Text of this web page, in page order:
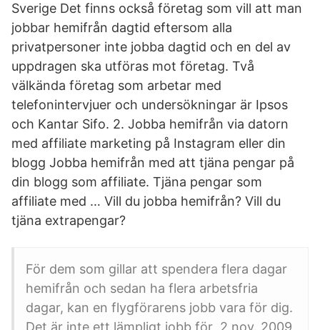
Sverige Det finns också företag som vill att man
jobbar hemifrån dagtid eftersom alla
privatpersoner inte jobba dagtid och en del av
uppdragen ska utföras mot företag. Två
välkända företag som arbetar med
telefonintervjuer och undersökningar är Ipsos
och Kantar Sifo. 2. Jobba hemifrån via datorn
med affiliate marketing på Instagram eller din
blogg Jobba hemifrån med att tjäna pengar på
din blogg som affiliate. Tjäna pengar som
affiliate med … Vill du jobba hemifrån? Vill du
tjäna extrapengar?
För dem som gillar att spendera flera dagar
hemifrån och sedan ha flera arbetsfria
dagar, kan en flygförarens jobb vara för dig.
Det är inte ett lämpligt jobb för 2 nov. 2009